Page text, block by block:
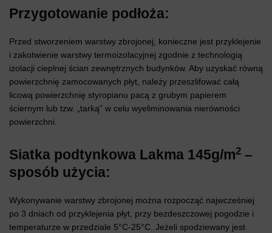
Przygotowanie podłoża:
Przed stworzeniem warstwy zbrojonej, konieczne jest przyklejenie
i zakotwienie warstwy termoizolacyjnej zgodnie z technologią
izolacji cieplnej ścian zewnętrznych budynków. Aby uzyskać równą
powierzchnię zamocowanych płyt, należy przeszlifować całą
licową powierzchnię styropianu pacą z grubym papierem
ściernym lub tzw. „tarką” w celu wyeliminowania nierówności
powierzchni.
Siatka podtynkowa Lakma 145g/m2 –
sposób użycia:
Wykonywanie warstwy zbrojonej można rozpocząć najwcześniej
po 3 dniach od przyklejenia płyt, przy bezdeszczowej pogodzie i
temperaturze w przedziale 5°C-25°C. Jeżeli spodziewany jest